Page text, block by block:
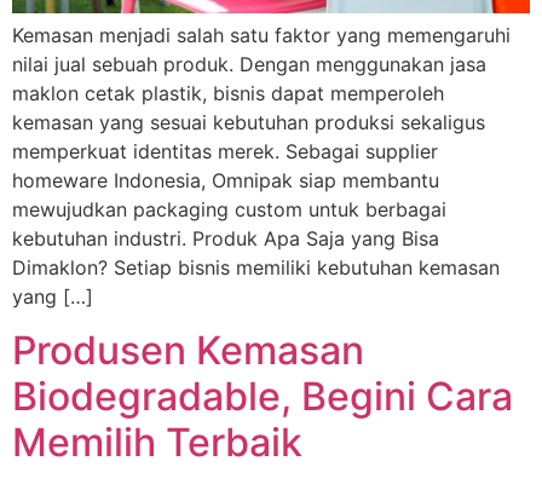
Kemasan menjadi salah satu faktor yang memengaruhi
nilai jual sebuah produk. Dengan menggunakan jasa
maklon cetak plastik, bisnis dapat memperoleh
kemasan yang sesuai kebutuhan produksi sekaligus
memperkuat identitas merek. Sebagai supplier
homeware Indonesia, Omnipak siap membantu
mewujudkan packaging custom untuk berbagai
kebutuhan industri. Produk Apa Saja yang Bisa
Dimaklon? Setiap bisnis memiliki kebutuhan kemasan
yang […]
Produsen Kemasan
Biodegradable, Begini Cara
Memilih Terbaik